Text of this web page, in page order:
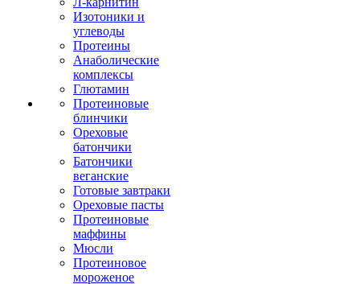
Изотоники и
углеводы
Протеины
Анаболические
комплексы
Глютамин
Протеиновые
блинчики
Ореховые
батончики
Батончики
веганские
Готовые завтраки
Ореховые пасты
Протеиновые
маффины
Мюсли
Протеиновое
мороженое